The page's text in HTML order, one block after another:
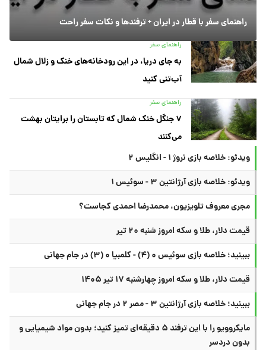
راهنمای سفر با قطار در ایران + ترفندها و نکات سفر راحت
راهنمای سفر
به جای دریا، در این رودخانه‌های خنک و زلال شمال
آب‌تنی کنید
راهنمای سفر
۷ جنگل خنک شمال که تابستان را برایتان بهشت
می‌کنند
ویدئو: خلاصه بازی نروژ ۱ - انگلیس ۲
ویدئو: خلاصه بازی آرژانتین ۳ - سوئیس ۱
مجری معروف تلویزیون، محمدرضا احمدی کجاست؟
قیمت دلار، طلا و سکه امروز شنبه ۲۰ تیر
ببینید؛ خلاصه بازی سوئیس ۰ (۴) - کلمبیا ۰ (۳) در جام جهانی
قیمت دلار، طلا و سکه امروز چهارشنبه ۱۷ تیر ۱۴۰۵
ببینید؛ خلاصه بازی آرژانتین ۳ - مصر ۲ در جام جهانی
مایکروویو را با این ترفند ۵ دقیقه‌ای تمیز کنید؛ بدون مواد شیمیایی و
بدون دردسر